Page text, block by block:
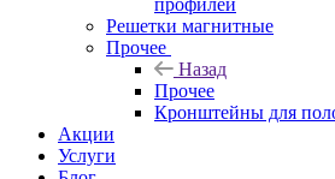
профилей
Решетки магнитные
Прочее
Назад
Прочее
Кронштейны для
Акции
Услуги